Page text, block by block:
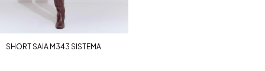
SHORT SAIA M343 SISTEMA